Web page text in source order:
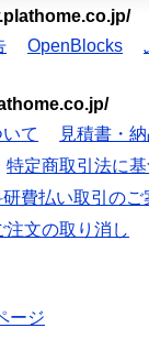
OpenBlocks
て
見積書・
特定商取引法に
費払い取引のご
注文の取り消し
ージ